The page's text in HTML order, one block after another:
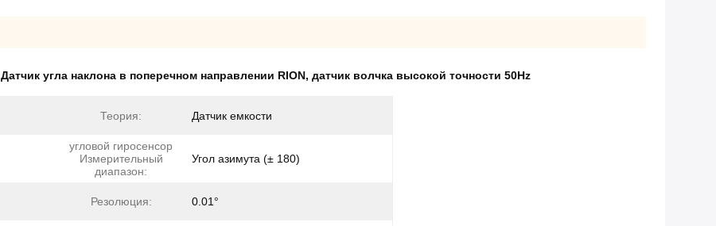
Датчик угла наклона в поперечном направлении RION, датчик волчка высокой точности 50Hz
Теория: Датчик емкости
угловой гиросенсор
Измерительный
диапазон:
Угол азимута (± 180)
Резолюция: 0.01°